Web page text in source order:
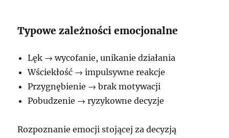
Typowe zależności emocjonalne
Lęk → wycofanie, unikanie działania
Wściekłość → impulsywne reakcje
Przygnębienie → brak motywacji
Pobudzenie → ryzykowne decyzje
Rozpoznanie emocji stojącej za decyzją